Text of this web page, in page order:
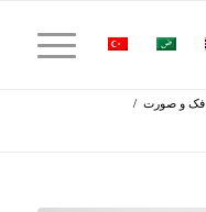
فک و صورت /